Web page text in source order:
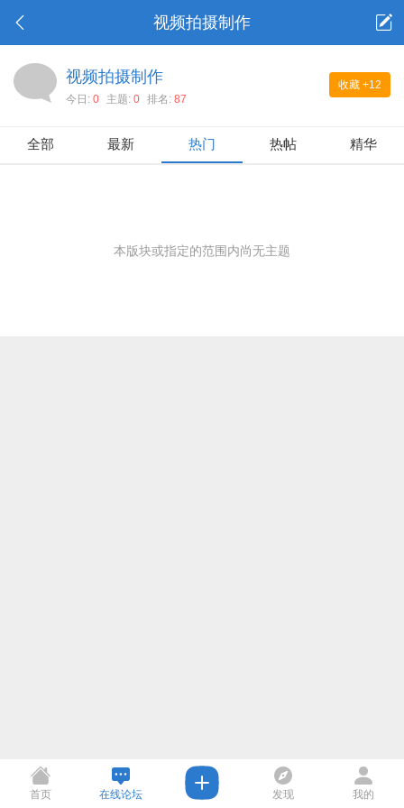
视频拍摄制作
收藏 +12
视频拍摄制作
今日: 0 主题: 0 排名: 87
全部 最新 热门 热帖 精华
本版块或指定的范围内尚无主题
首页 在线论坛 发现 我的